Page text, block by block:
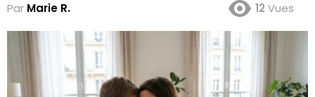
Par Marie R. 12 Vues